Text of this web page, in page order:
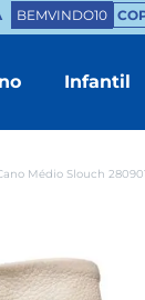
BEMVINDO10
Infantil
Médio Slouch
4º
sapatenis